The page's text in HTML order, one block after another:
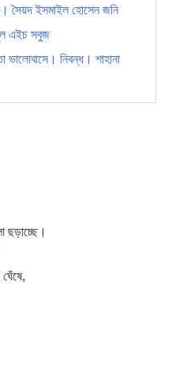
সৈয়দ ইসমাইল হোসেন জনি
এইচ সবুজ
ভালোবাসে। নিবন্ধ। শাহানা
ছড়াচ্ছে।